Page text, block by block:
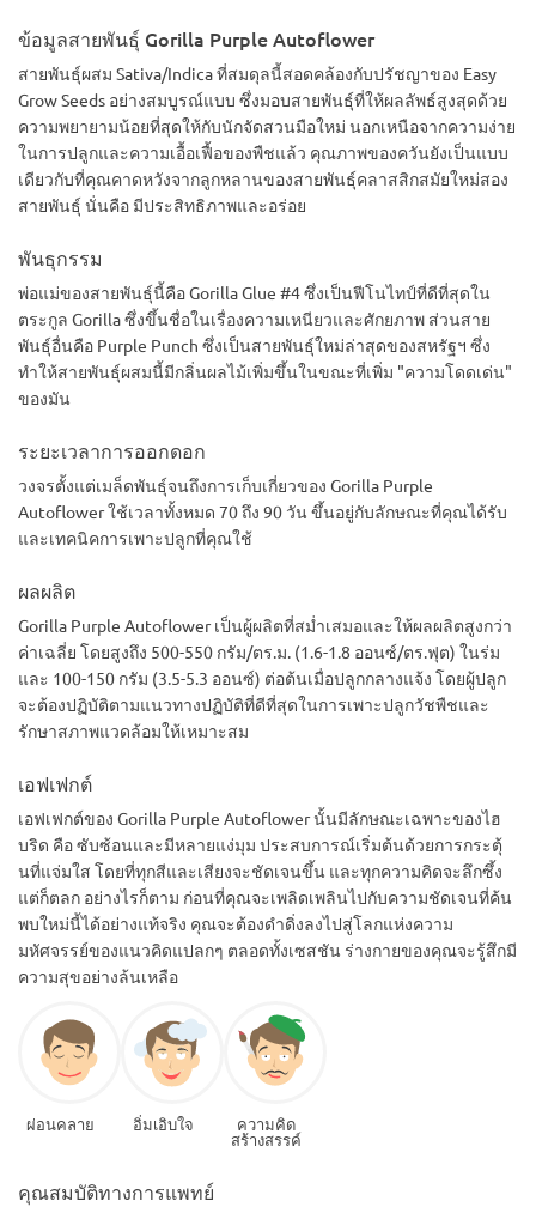
ข้อมูลสายพันธุ์ Gorilla Purple Autoflower
สายพันธุ์ผสม Sativa/Indica ที่สมดุลนี้สอดคล้องกับปรัชญาของ Easy
Grow Seeds อย่างสมบูรณ์แบบ ซึ่งมอบสายพันธุ์ที่ให้ผลลัพธ์สูงสุดด้วย
ความพยายามน้อยที่สุดให้กับนักจัดสวนมือใหม่ นอกเหนือจากความง่าย
ในการปลูกและความเอื้อเฟื้อของพืชแล้ว คุณภาพของควันยังเป็นแบบ
เดียวกับที่คุณคาดหวังจากลูกหลานของสายพันธุ์คลาสสิกสมัยใหม่สอง
สายพันธุ์ นั่นคือ มีประสิทธิภาพและอร่อย
พันธุกรรม
พ่อแม่ของสายพันธุ์นี้คือ Gorilla Glue #4 ซึ่งเป็นฟีโนไทป์ที่ดีที่สุดใน
ตระกูล Gorilla ซึ่งขึ้นชื่อในเรื่องความเหนียวและศักยภาพ ส่วนสาย
พันธุ์อื่นคือ Purple Punch ซึ่งเป็นสายพันธุ์ใหม่ล่าสุดของสหรัฐฯ ซึ่ง
ทำให้สายพันธุ์ผสมนี้มีกลิ่นผลไม้เพิ่มขึ้นในขณะที่เพิ่ม "ความโดดเด่น"
ของมัน
ระยะเวลาการออกดอก
วงจรตั้งแต่เมล็ดพันธุ์จนถึงการเก็บเกี่ยวของ Gorilla Purple
Autoflower ใช้เวลาทั้งหมด 70 ถึง 90 วัน ขึ้นอยู่กับลักษณะที่คุณได้รับ
และเทคนิคการเพาะปลูกที่คุณใช้
ผลผลิต
Gorilla Purple Autoflower เป็นผู้ผลิตที่สม่ำเสมอและให้ผลผลิตสูงกว่า
ค่าเฉลี่ย โดยสูงถึง 500-550 กรัม/ตร.ม. (1.6-1.8 ออนซ์/ตร.ฟุต) ในร่ม
และ 100-150 กรัม (3.5-5.3 ออนซ์) ต่อต้นเมื่อปลูกกลางแจ้ง โดยผู้ปลูก
จะต้องปฏิบัติตามแนวทางปฏิบัติที่ดีที่สุดในการเพาะปลูกวัชพืชและ
รักษาสภาพแวดล้อมให้เหมาะสม
เอฟเฟกต์
เอฟเฟกต์ของ Gorilla Purple Autoflower นั้นมีลักษณะเฉพาะของไฮ
บริด คือ ซับซ้อนและมีหลายแง่มุม ประสบการณ์เริ่มต้นด้วยการกระตุ้
นที่แจ่มใส โดยที่ทุกสีและเสียงจะชัดเจนขึ้น และทุกความคิดจะลึกซึ้ง
แต่ก็ตลก อย่างไรก็ตาม ก่อนที่คุณจะเพลิดเพลินไปกับความชัดเจนที่ค้น
พบใหม่นี้ได้อย่างแท้จริง คุณจะต้องดำดิ่งลงไปสู่โลกแห่งความ
มหัศจรรย์ของแนวคิดแปลกๆ ตลอดทั้งเซสชัน ร่างกายของคุณจะรู้สึกมี
ความสุขอย่างล้นเหลือ
ผ่อนคลาย อิ่มเอิบใจ ความคิด
สร้างสรรค์
คุณสมบัติทางการแพทย์